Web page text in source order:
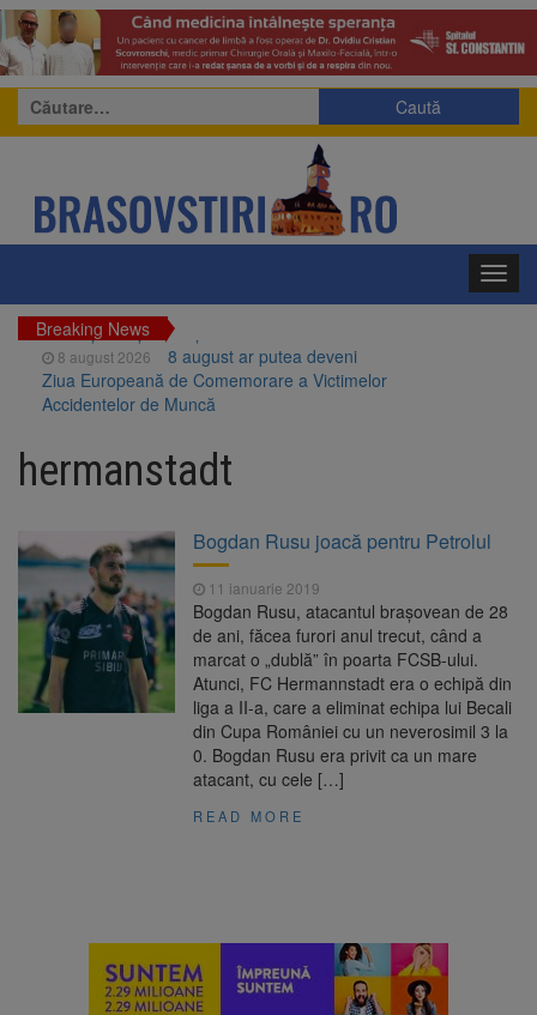
Caută
după:
Breaking News
8 august 2026
8 august ar putea deveni
Ziua Europeană de Comemorare a Victimelor
Accidentelor de Muncă
fostului complex Duplex 91, de lângă Piața
Star
Nivelul Dunării a început să crească
8 august 2026
Asociația Română pentru
Iluminat cere reducerea luminii pe timpul
nopții, nu oprirea iluminatului public
7 august 2026
Trafic blocat pe DN1E Brașov
– Poiana Brașov după un accident. Două
persoane primesc îngrijiri medicale
8 august 2026
Se schimbă examenul de
medic specialist. Subiecte unice în toată țara,
aceeași oră și același barem
hermanstadt
Bogdan Rusu joacă pentru Petrolul
11 ianuarie 2019
Bogdan Rusu, atacantul braşovean de 28
de ani, făcea furori anul trecut, când a
marcat o „dublă” în poarta FCSB-ului.
Atunci, FC Hermannstadt era o echipă din
liga a II-a, care a eliminat echipa lui Becali
din Cupa României cu un neverosimil 3 la
0. Bogdan Rusu era privit ca un mare
atacant, cu cele […]
READ MORE